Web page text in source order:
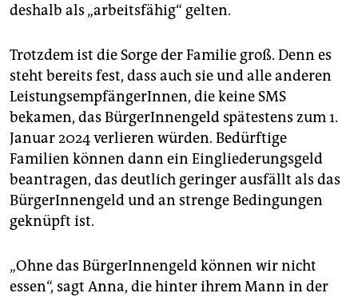
deshalb als „arbeitsfähig“ gelten.
Trotzdem ist die Sorge der Familie groß. Denn es
steht bereits fest, dass auch sie und alle anderen
LeistungsempfängerInnen, die keine SMS
bekamen, das BürgerInnengeld spätestens zum 1.
Januar 2024 verlieren würden. Bedürftige
Familien können dann ein Eingliederungsgeld
beantragen, das deutlich geringer ausfällt als das
BürgerInnengeld und an strenge Bedingungen
geknüpft ist.
„Ohne das BürgerInnengeld können wir nicht
essen“, sagt Anna, die hinter ihrem Mann in der